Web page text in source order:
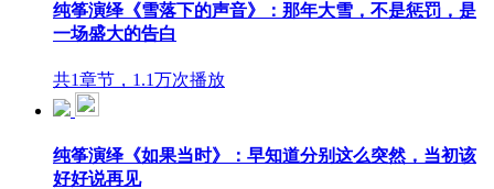
纯筝演绎《雪落下的声音》：那年大雪，不是惩罚，是
一场盛大的告白
共1章节，1.1万次播放
纯筝演绎《如果当时》：早知道分别这么突然，当初该
好好说再见